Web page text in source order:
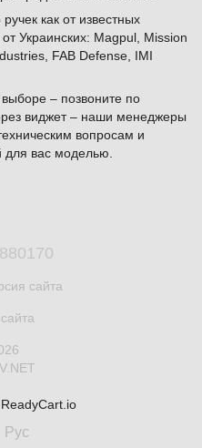
как от известных
Украинских: Magpul, Mission
FAB Defense, IMI
– позвоните по
виджет – наши менеджеры
вопросам и
для вас моделью.
сайта
ReadyCart.io
Рус